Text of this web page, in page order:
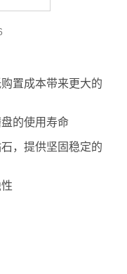
置成本带来更大的
的使用寿命
，提供坚固稳定的